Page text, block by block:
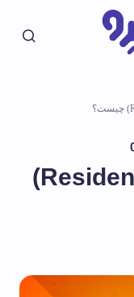
آی‌پی مسکونی (Residential)